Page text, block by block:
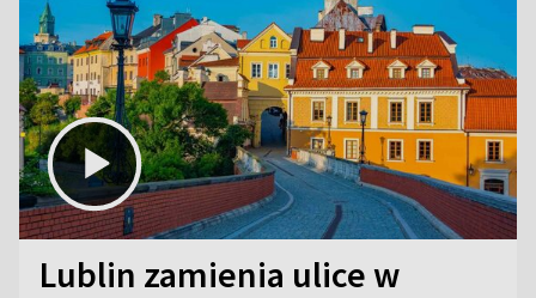
Lublin zamienia ulice w